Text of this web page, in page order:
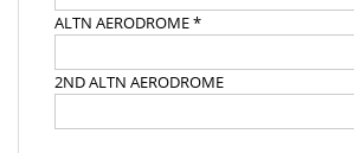
ALTN AERODROME *
2ND ALTN AERODROME